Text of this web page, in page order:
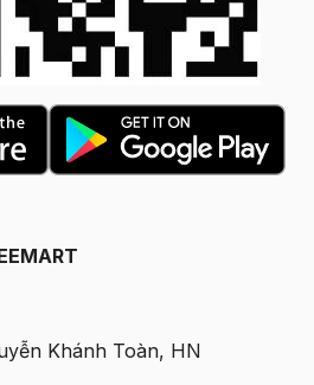
Khánh Toàn, HN